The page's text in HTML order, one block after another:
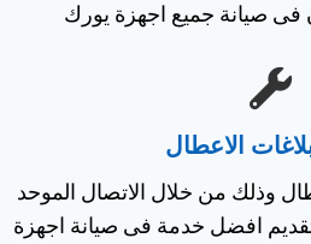
صيانة جميع اجهزة يورك
الاعطال
وذلك من خلال الاتصال الموحد
افضل خدمة فى صيانة اجهزة